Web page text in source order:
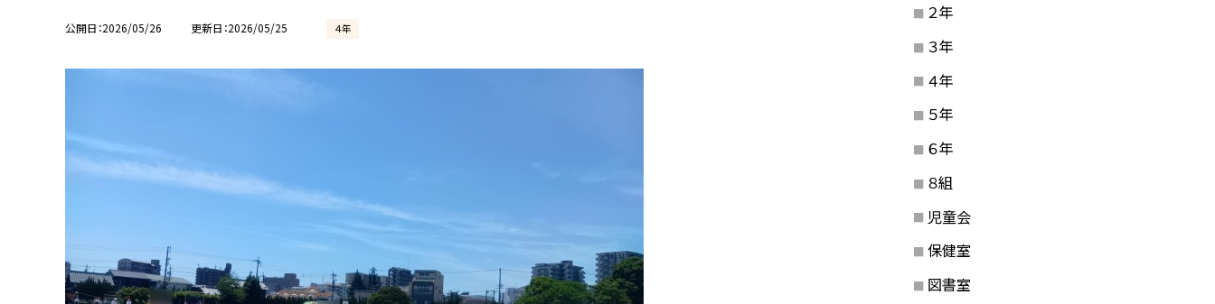
公開日 2026/05/26 更新日 2026/05/25 ４年
２年
３年
４年
５年
６年
８組
児童会
保健室
図書室